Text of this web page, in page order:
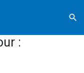
search
: